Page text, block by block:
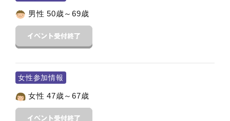
男性 50歳～69歳
女性参加情報
女性 47歳～67歳